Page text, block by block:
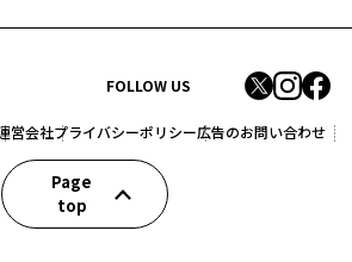
FOLLOW US
営会社プライバシーポリシー広告のお問い合わせ
Page
top